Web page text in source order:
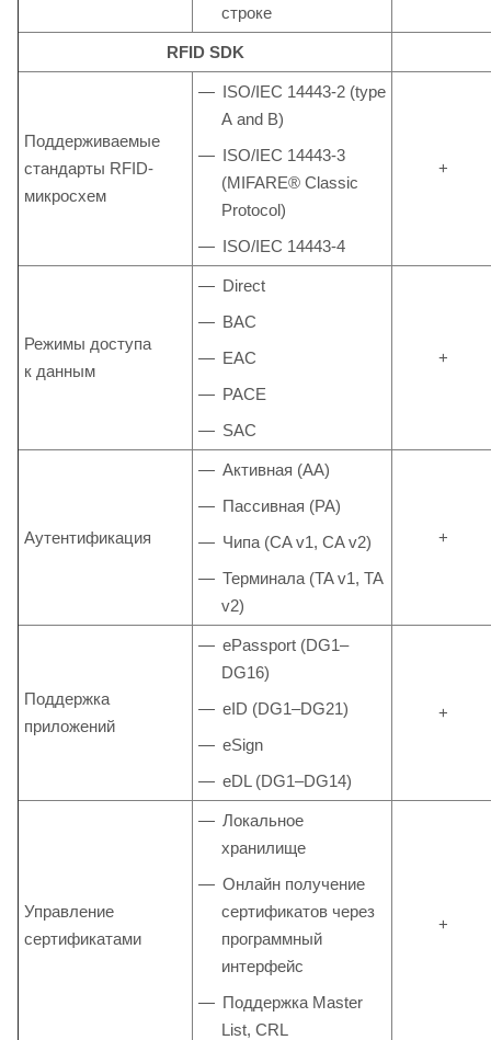
строке
RFID SDK
Поддерживаемые
стандарты RFID-
микросхем
ISO/IEC 14443-2 (type
А and B)
ISO/IEC 14443-3
(MIFARE® Classic
Protocol)
ISO/IEC 14443-4
+
Режимы доступа
к данным
Direct
BAC
EAC
PACE
SAC
+
Аутентификация
Активная (AA)
Пассивная (PA)
Чипа (CA v1, CA v2)
Терминала (TA v1, TA
v2)
+
Поддержка
приложений
ePassport (DG1–
DG16)
eID (DG1–DG21)
eSign
eDL (DG1–DG14)
+
Управление
сертификатами
Локальное
хранилище
Онлайн получение
сертификатов через
программный
интерфейс
Поддержка Master
List, CRL
+